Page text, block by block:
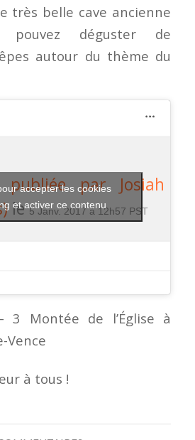
très belle cave ancienne
déguster de
autour du thème du
par Josiah
le5 Janv. 2017 à 12h57 PST
accepter les cookies
et activer ce contenu
3 Montée de l’Église à
Vence
à tous !